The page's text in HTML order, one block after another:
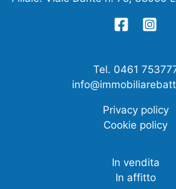
Tel. 0461
Privacy policy
Cookie policy
In vendita
In affitto